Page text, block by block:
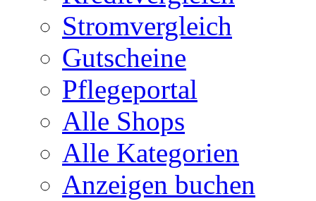
Stromvergleich
Gutscheine
Pflegeportal
Alle Shops
Alle Kategorien
Anzeigen buchen